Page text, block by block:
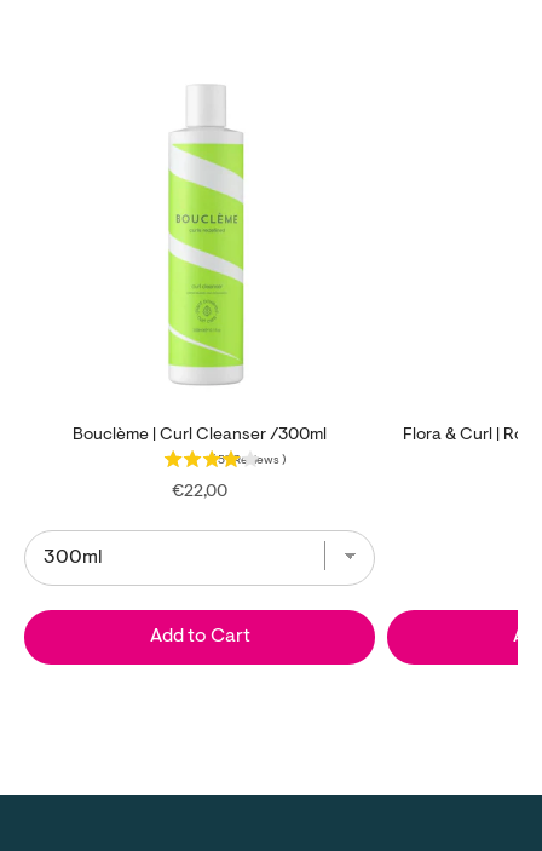
Bouclème | Curl Cleanser /300ml
57 Reviews )
Price
€22,00
Add to Cart
Flora & Curl |